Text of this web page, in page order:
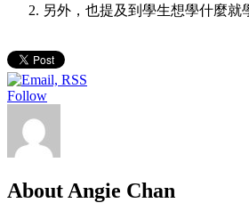
另外，也提及到學生想學什麼就
Follow
About Angie Chan